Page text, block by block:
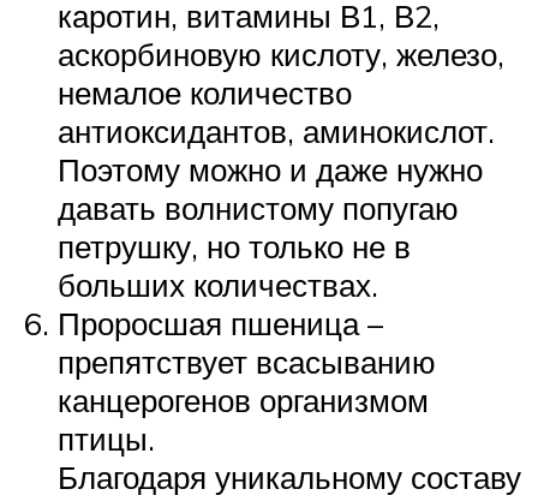
каротин, витамины В1, В2,
аскорбиновую кислоту, железо,
немалое количество
антиоксидантов, аминокислот.
Поэтому можно и даже нужно
давать волнистому попугаю
петрушку, но только не в
больших количествах.
Проросшая пшеница –
препятствует всасыванию
канцерогенов организмом
птицы.
Благодаря уникальному составу